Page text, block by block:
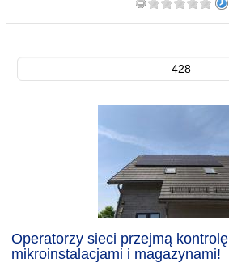
428
Operatorzy sieci przejmą
mikroinstalacjami i magazynami!